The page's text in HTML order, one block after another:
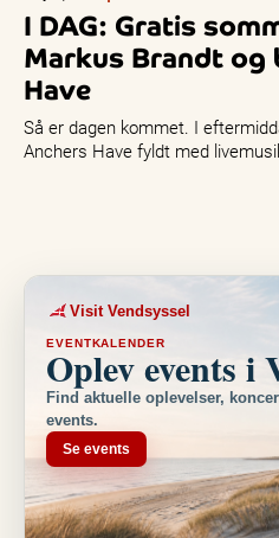
I DAG: Gratis
Markus Brandt og
Have
Så er dagen kommet. I
Anchers Have fyldt med
Visit Vendsyssel
EVENTKALENDER
Oplev events i
Find aktuelle oplevelser,
events.
Se events